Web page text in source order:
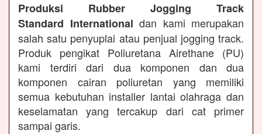
Produksi Rubber Jogging Track
Standard International dan kami merupakan
salah satu penyuplai atau penjual jogging track.
Produk pengikat Poliuretana Airethane (PU)
kami terdiri dari dua komponen dan dua
komponen cairan poliuretan yang memiliki
semua kebutuhan installer lantai olahraga dan
keselamatan yang tercakup dari cat primer
sampai garis.